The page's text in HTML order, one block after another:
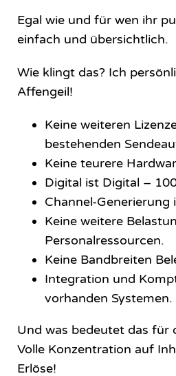
Egal wie und für wen ihr
einfach und übersichtlich.
Wie klingt das? Ich
Affengeil!
Keine weiteren
bestehenden
Keine teurere
Digital ist Digital –
Channel-
Keine weitere
Personalressourcen.
Keine Bandbreiten
Integration und
vorhanden Systemen.
Und was bedeutet das für
Volle Konzentration auf
Erlöse!